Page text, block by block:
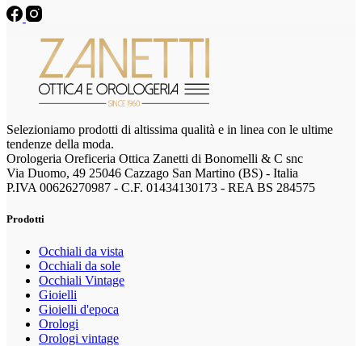
Selezioniamo prodotti di altissima qualità e in linea con le ultime
tendenze della moda.
Orologeria Oreficeria Ottica Zanetti di Bonomelli & C snc
Via Duomo, 49 25046 Cazzago San Martino (BS) - Italia
P.IVA 00626270987 - C.F. 01434130173 - REA BS 284575
Prodotti
Occhiali da vista
Occhiali da sole
Occhiali Vintage
Gioielli
Gioielli d'epoca
Orologi
Orologi vintage